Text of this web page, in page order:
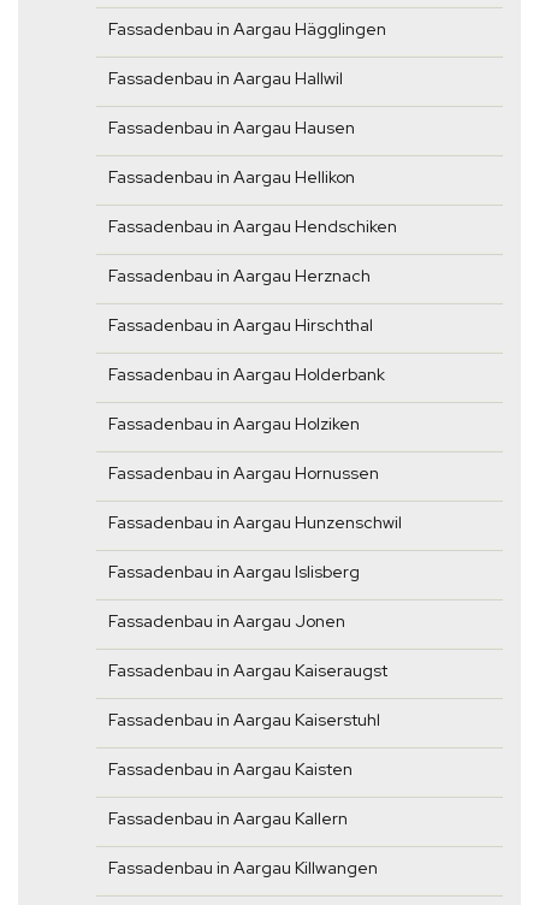
Fassadenbau in Aargau Hägglingen
Fassadenbau in Aargau Hallwil
Fassadenbau in Aargau Hausen
Fassadenbau in Aargau Hellikon
Fassadenbau in Aargau Hendschiken
Fassadenbau in Aargau Herznach
Fassadenbau in Aargau Hirschthal
Fassadenbau in Aargau Holderbank
Fassadenbau in Aargau Holziken
Fassadenbau in Aargau Hornussen
Fassadenbau in Aargau Hunzenschwil
Fassadenbau in Aargau Islisberg
Fassadenbau in Aargau Jonen
Fassadenbau in Aargau Kaiseraugst
Fassadenbau in Aargau Kaiserstuhl
Fassadenbau in Aargau Kaisten
Fassadenbau in Aargau Kallern
Fassadenbau in Aargau Killwangen